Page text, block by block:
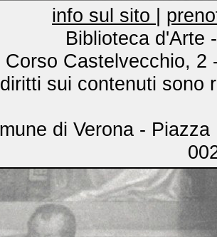
info sul sito |
Biblioteca d'Arte
Corso Castelvecchio, 2
sui contenuti sono
di Verona -